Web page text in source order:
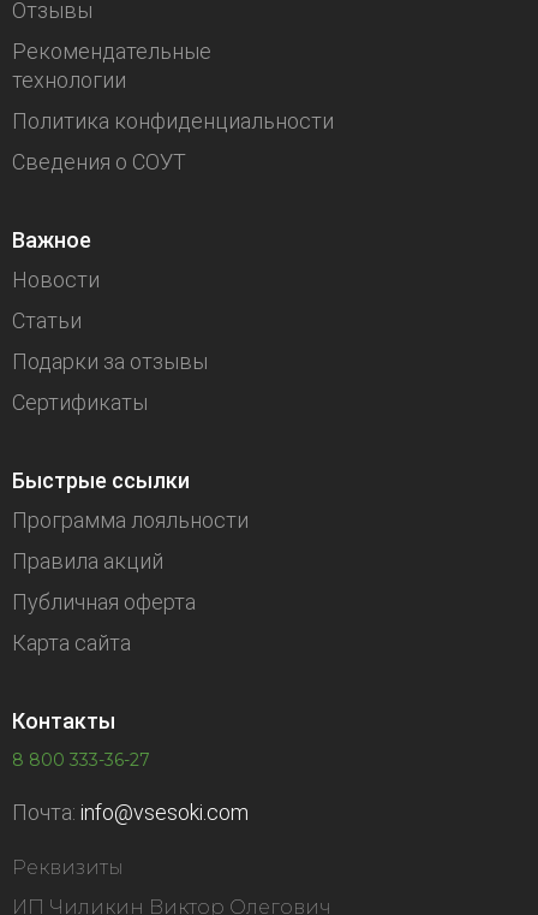
Отзывы
Рекомендательные
технологии
Политика конфиденциальности
Сведения о СОУТ
Важное
Новости
Статьи
Подарки за отзывы
Сертификаты
Быстрые ссылки
Программа лояльности
Правила акций
Публичная оферта
Карта сайта
Контакты
8 800 333-36-27
Почта: info@vsesoki.com
Реквизиты
ИП Чиликин Виктор Олегович